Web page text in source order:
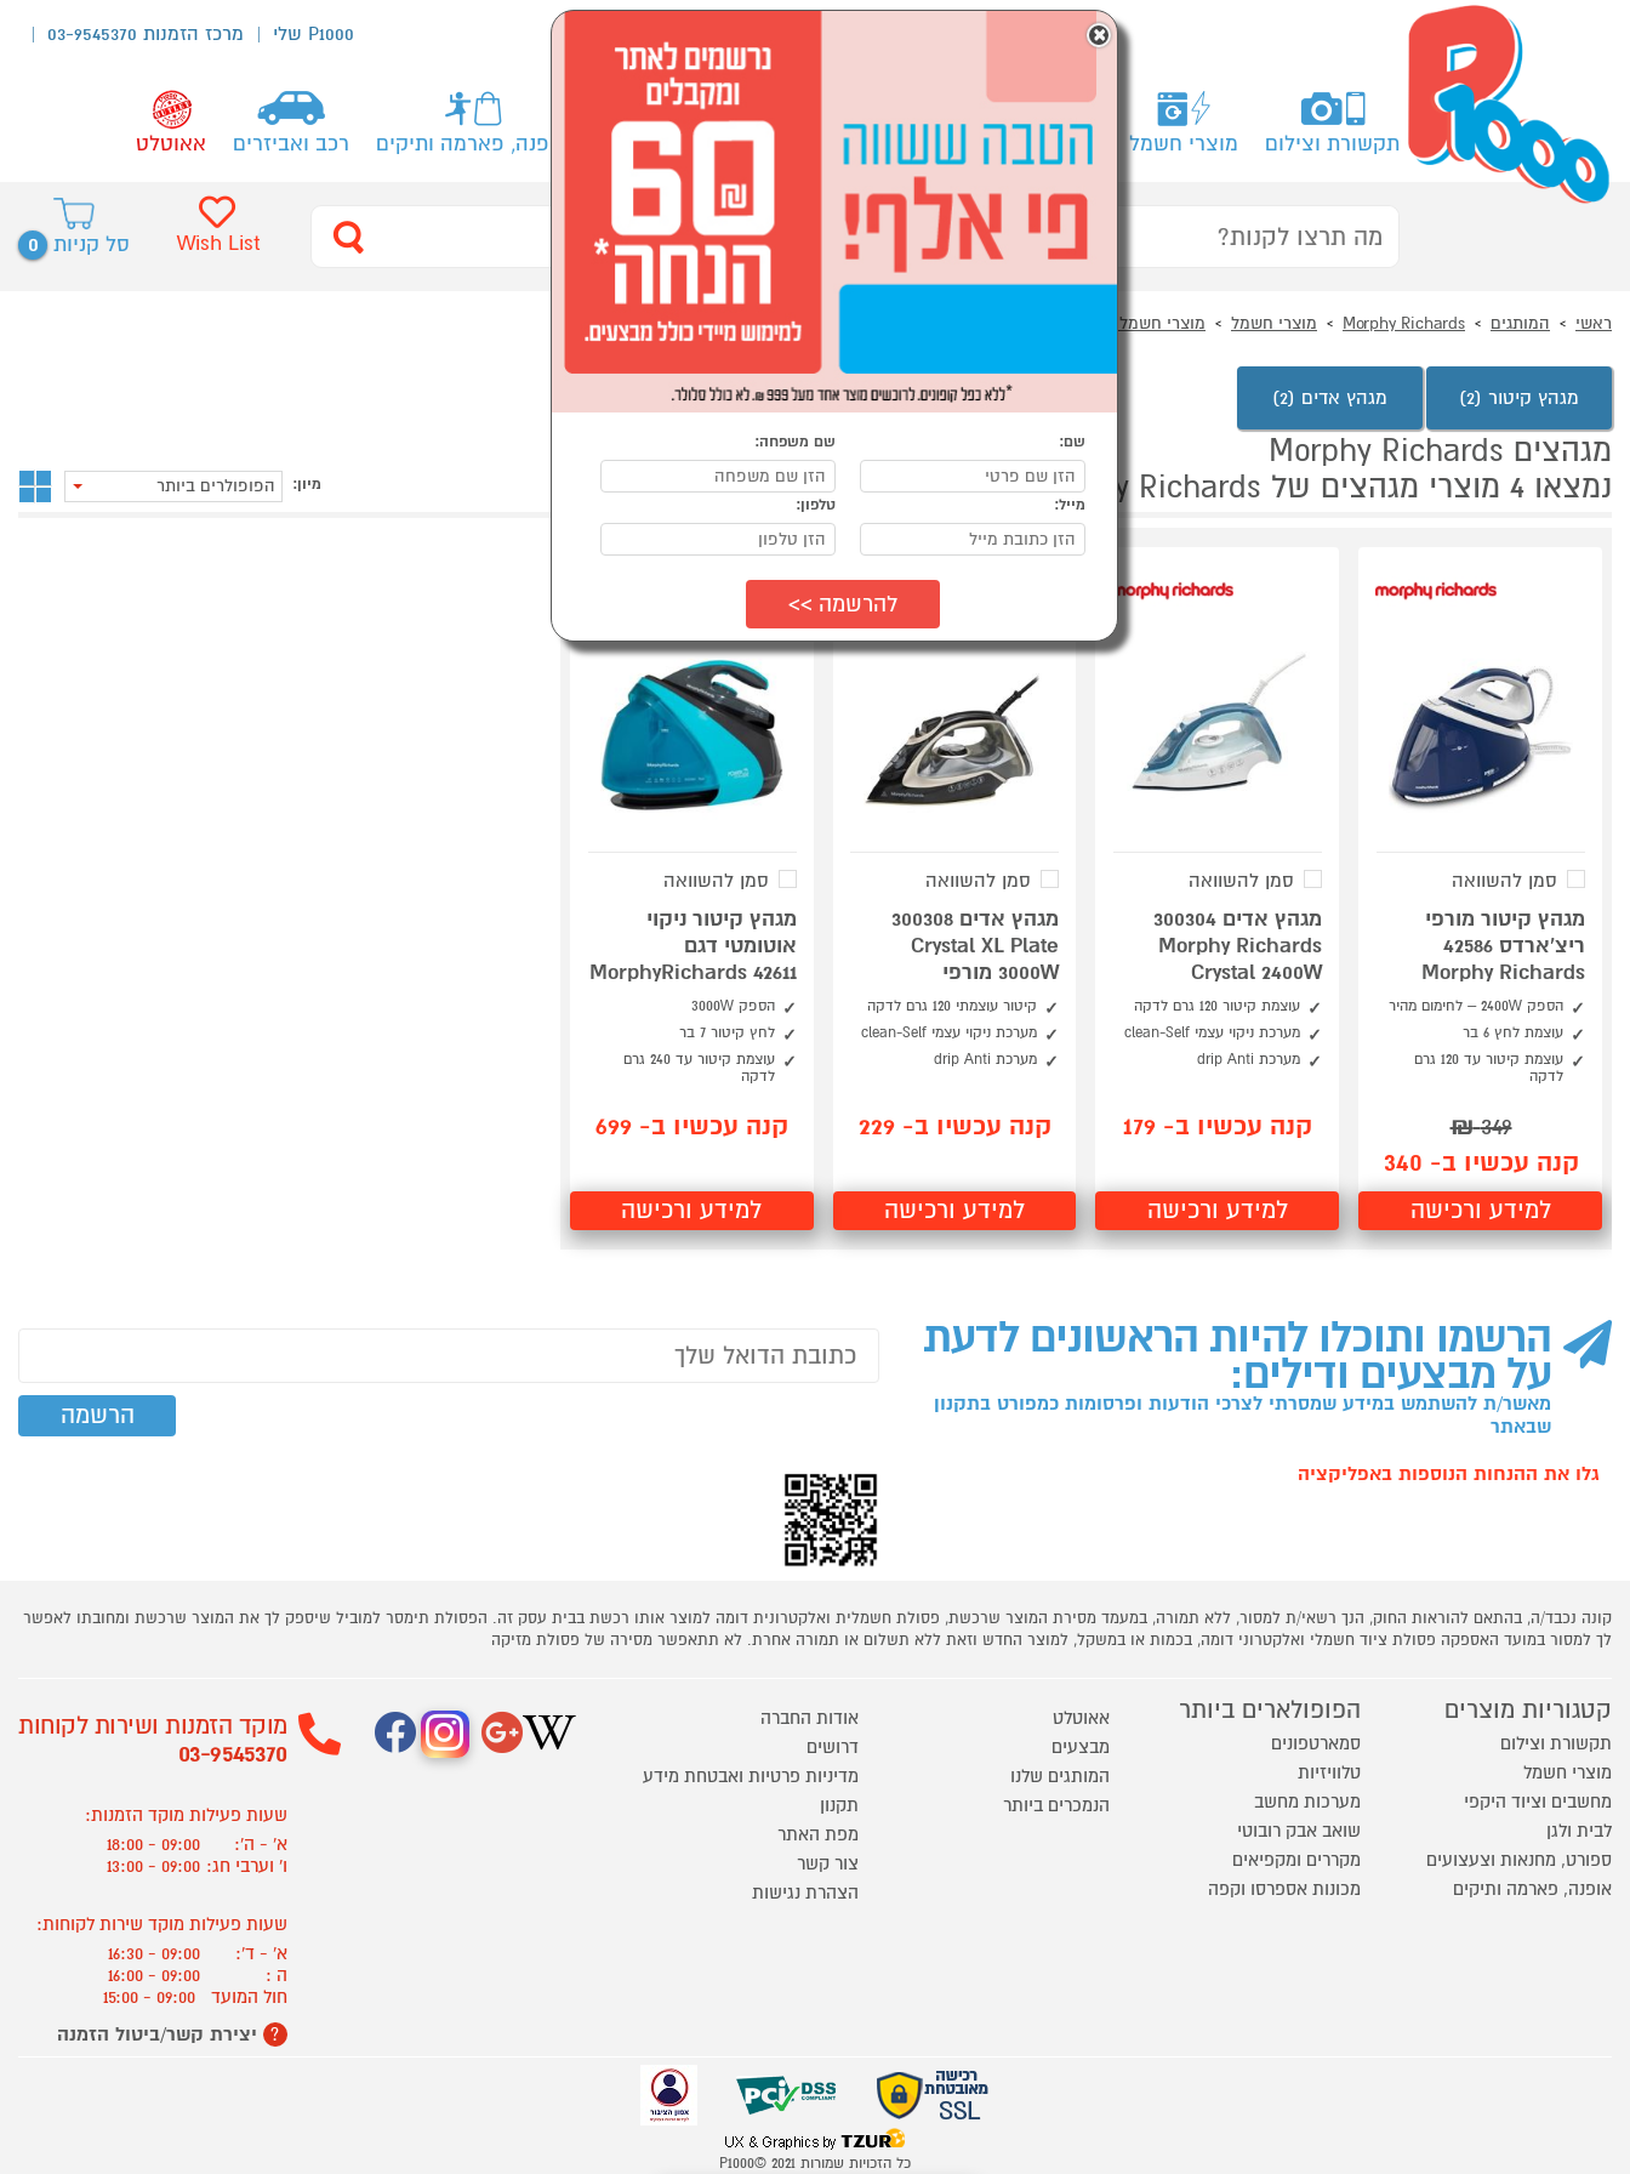
P1000 שלי מרכז הזמנות 03-9545370
תקשורת וצילום מוצרי חשמל מחשבים וציוד היקפי לבית ולגן ספורט, מחנאות וילדים אופנה, פארמה ותיקים רכב ואביזרים אאוטלט
סל קניות 0 Wish List
ראשי המותגים Morphy Richards מוצרי חשמל מוצרי חשמל לבית
מגהץ קיטור (2) מגהץ אדים (2)
מגהצים Morphy Richards
נמצאו 4 מוצרי מגהצים של Morphy Richards
מיון: הפופולרים ביותר
סמן להשוואה
מגהץ קיטור מורפי
ריצ'ארדס 42586
Morphy Richards
הספק 2400W – לחימום מהיר
עוצמת לחץ 6 בר
עוצמת קיטור עד 120 גרם
לדקה
349
₪
קנה עכשיו ב- 340
למידע ורכישה
סמן להשוואה
מגהץ אדים 300304
Morphy Richards
Crystal 2400W
עוצמת קיטור 120 גרם לדקה
מערכת ניקוי עצמי clean-Self
מערכת drip Anti
קנה עכשיו ב- 179
למידע ורכישה
סמן להשוואה
מגהץ אדים 300308
Crystal XL Plate
3000W מורפי
קיטור עוצמתי 120 גרם לדקה
מערכת ניקוי עצמי clean-Self
מערכת drip Anti
קנה עכשיו ב- 229
למידע ורכישה
סמן להשוואה
מגהץ קיטור ניקוי
אוטומטי דגם
MorphyRichards 42611
הספק 3000W
לחץ קיטור 7 בר
עוצמת קיטור עד 240 גרם
לדקה
קנה עכשיו ב- 699
למידע ורכישה
הרשמו ותוכלו להיות הראשונים לדעת
על מבצעים ודילים:
מאשר/ת להשתמש במידע שמסרתי לצרכי הודעות ופרסומות כמפורט בתקנון
שבאתר
גלו את ההנחות הנוספות באפליקציה
קונה נכבד/ה, בהתאם להוראות החוק, הנך רשאי/ת למסור, ללא תמורה, במעמד מסירת המוצר שרכשת, פסולת חשמלית ואלקטרונית דומה למוצר אותו רכשת בבית עסק זה. הפסולת תימסר למוביל שיספק לך את המוצר שרכשת ומחובתו לאפשר
לך למסור במועד האספקה פסולת ציוד חשמלי ואלקטרוני דומה, בכמות או במשקל, למוצר החדש וזאת ללא תשלום או תמורה אחרת. לא תתאפשר מסירה של פסולת מזיקה
קטגוריות מוצרים
תקשורת וצילום
מוצרי חשמל
מחשבים וציוד היקפי
לבית ולגן
ספורט, מחנאות וצעצועים
אופנה, פארמה ותיקים
הפופולארים ביותר
סמארטפונים
טלוויזיות
מערכות מחשב
שואב אבק רובוטי
מקררים ומקפיאים
מכונות אספרסו וקפה
אאוטלט
מבצעים
המותגים שלנו
הנמכרים ביותר
אודות החברה
דרושים
מדיניות פרטיות ואבטחת מידע
תקנון
מפת האתר
צור קשר
הצהרת נגישות
מוקד הזמנות ושירות לקוחות
03-9545370
שעות פעילות מוקד הזמנות:
א' - ה':
09:00 - 18:00
ו' וערבי חג: 09:00 - 13:00
שעות פעילות מוקד שירות לקוחות:
א' - ד':
09:00 - 16:30
ה :
09:00 - 16:00
חול המועד
09:00 - 15:00
?
יצירת קשר/ביטול הזמנה
כל הזכויות שמורות P1000© 2021
×
שם: שם משפחה:
מייל: טלפון: